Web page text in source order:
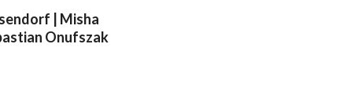
| Misha
Onufszak